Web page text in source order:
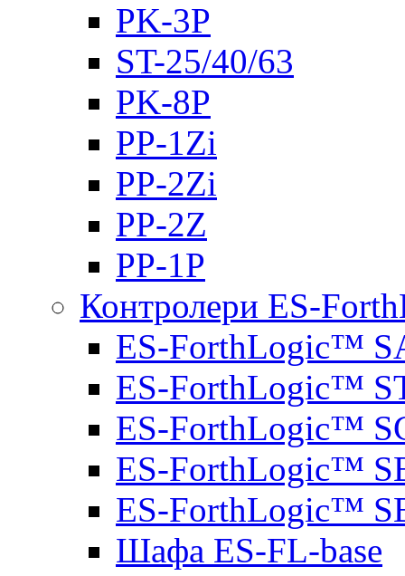
PK-3Р
ST-25/40/63
PK-8P
PP-1Zi
PP-2Zi
PP-2Z
PP-1P
Контролери ES-
ES-ForthLogic™
ES-ForthLogic™
ES-ForthLogic™
ES-ForthLogic™
ES-ForthLogic™
Шафа ES-FL-base